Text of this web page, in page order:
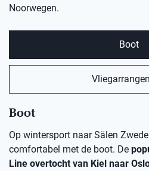
Noorwegen.
Boot
Boot
Op wintersport naar Sälen
comfortabel met de boot. De
Line overtocht van Kiel naar